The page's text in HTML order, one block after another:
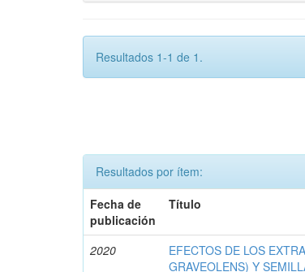
Resultados 1-1 de 1.
Resultados por ítem:
Fecha de
publicación
Título
2020
EFECTOS DE LOS
GRAVEOLENS) Y